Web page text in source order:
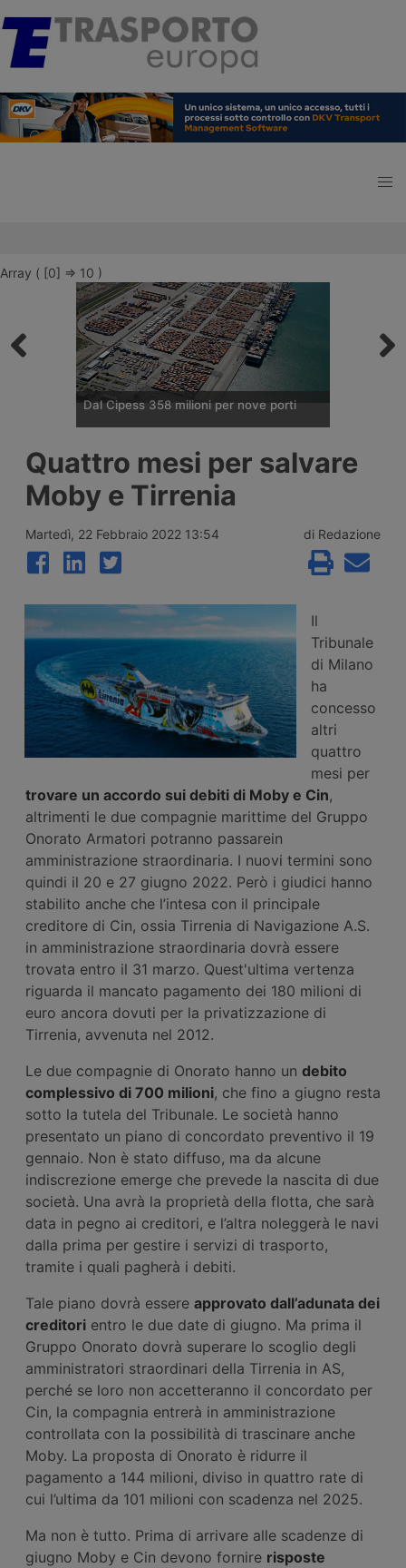
Array ( [0] => 10 )
Dal Cipess 358 milioni per nove porti
Programmazione Economica ha dato
parere favorevole a un fondo da 357,65
milioni di euro per quattordici interventi in
nove porti italiani, tra opere nuove a
rifinanziamento di progetti già avviati in
altri sei scali.
Quattro mesi per salvare
Moby e Tirrenia
Martedì, 22 Febbraio 2022 13:54 di Redazione
Il
Tribunale
di Milano
ha
concesso
altri
quattro
mesi per
trovare un accordo sui debiti di Moby e Cin,
altrimenti le due compagnie marittime del Gruppo
Onorato Armatori potranno passarein
amministrazione straordinaria. I nuovi termini sono
quindi il 20 e 27 giugno 2022. Però i giudici hanno
stabilito anche che l’intesa con il principale
creditore di Cin, ossia Tirrenia di Navigazione A.S.
in amministrazione straordinaria dovrà essere
trovata entro il 31 marzo. Quest'ultima vertenza
riguarda il mancato pagamento dei 180 milioni di
euro ancora dovuti per la privatizzazione di
Tirrenia, avvenuta nel 2012.
Le due compagnie di Onorato hanno un debito
complessivo di 700 milioni, che fino a giugno resta
sotto la tutela del Tribunale. Le società hanno
presentato un piano di concordato preventivo il 19
gennaio. Non è stato diffuso, ma da alcune
indiscrezione emerge che prevede la nascita di due
società. Una avrà la proprietà della flotta, che sarà
data in pegno ai creditori, e l’altra noleggerà le navi
dalla prima per gestire i servizi di trasporto,
tramite i quali pagherà i debiti.
Tale piano dovrà essere approvato dall’adunata dei
creditori entro le due date di giugno. Ma prima il
Gruppo Onorato dovrà superare lo scoglio degli
amministratori straordinari della Tirrenia in AS,
perché se loro non accetteranno il concordato per
Cin, la compagnia entrerà in amministrazione
controllata con la possibilità di trascinare anche
Moby. La proposta di Onorato è ridurre il
pagamento a 144 milioni, diviso in quattro rate di
cui l’ultima da 101 milioni con scadenza nel 2025.
Ma non è tutto. Prima di arrivare alle scadenze di
giugno Moby e Cin devono fornire risposte